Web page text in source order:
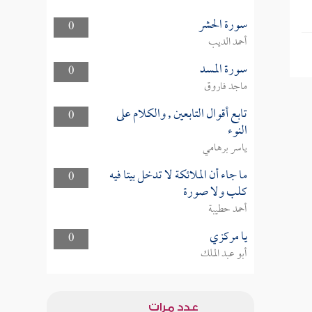
0 سورة الحشر
أحمد الديب
0
سورة المسد
ماجد فاروق
0
تابع أقوال التابعين , والكلام على
النوء
ياسر برهامي
0
ما جاء أن الملائكة لا تدخل بيتا فيه
كلب ولا صورة
أحمد حطيبة
0
يا مركزي
أبو عبد الملك
عدد مرات